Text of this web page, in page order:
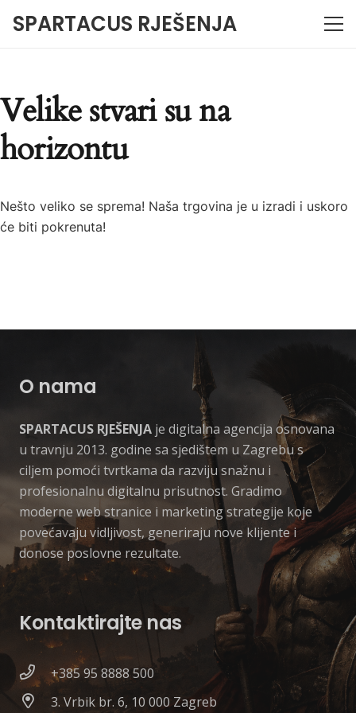
SPARTACUS RJEŠENJA
Velike stvari su na
horizontu
Nešto veliko se sprema! Naša trgovina je u izradi i uskoro
će biti pokrenuta!
O nama
SPARTACUS RJEŠENJA je digitalna agencija osnovana
u travnju 2013. godine sa sjedištem u Zagrebu s
ciljem pomoći tvrtkama da razviju snažnu i
profesionalnu digitalnu prisutnost. Gradimo
moderne web stranice i marketing strategije koje
povećavaju vidljivost, generiraju nove klijente i
donose poslovne rezultate.
Kontaktirajte nas
+385 95 8888 500
3. Vrbik br. 6, 10 000 Zagreb